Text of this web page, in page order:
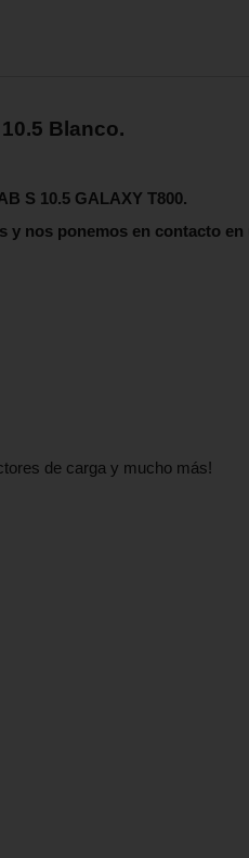
Blanco.
S 10.5 GALAXY T800.
y nos ponemos en contacto en
de carga y mucho más!